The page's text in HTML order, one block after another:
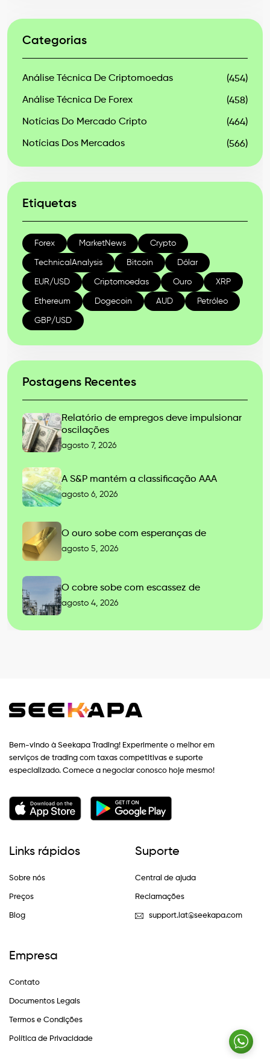
Categorias
Análise Técnica De Criptomoedas (454)
Análise Técnica De Forex (458)
Notícias Do Mercado Cripto (464)
Notícias Dos Mercados (566)
Etiquetas
Forex MarketNews Crypto
TechnicalAnalysis Bitcoin Dólar
EUR/USD Criptomoedas Ouro XRP
Ethereum Dogecoin AUD Petróleo
GBP/USD
Postagens Recentes
Relatório de empregos deve impulsionar
oscilações
agosto 7, 2026
A S&P mantém a classificação AAA
agosto 6, 2026
O ouro sobe com esperanças de
agosto 5, 2026
O cobre sobe com escassez de
agosto 4, 2026
Bem-vindo à Seekapa Trading! Experimente o melhor em
serviços de trading com taxas competitivas e suporte
especializado. Comece a negociar conosco hoje mesmo!
Links rápidos
Sobre nós
Preços
Blog
Suporte
Central de ajuda
Reclamações
support.lat@seekapa.com
Empresa
Contato
Documentos Legais
Termos e Condições
Política de Privacidade